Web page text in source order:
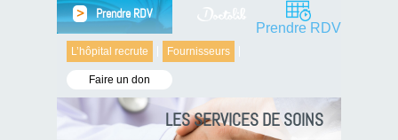
L’hôpital recrute Fournisseurs
Faire un don
> Prendre RDV
Prendre RDV
LES SERVICES DE SOINS